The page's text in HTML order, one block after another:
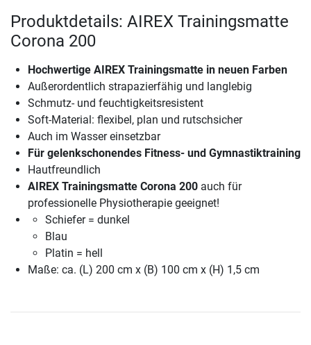
Produktdetails: AIREX Trainingsmatte
Corona 200
Hochwertige AIREX Trainingsmatte in neuen Farben
Außerordentlich strapazierfähig und langlebig
Schmutz- und feuchtigkeitsresistent
Soft-Material: flexibel, plan und rutschsicher
Auch im Wasser einsetzbar
Für gelenkschonendes Fitness- und Gymnastiktraining
Hautfreundlich
AIREX Trainingsmatte Corona 200 auch für
professionelle Physiotherapie geeignet!
Schiefer = dunkel
Blau
Platin = hell
Maße: ca. (L) 200 cm x (B) 100 cm x (H) 1,5 cm